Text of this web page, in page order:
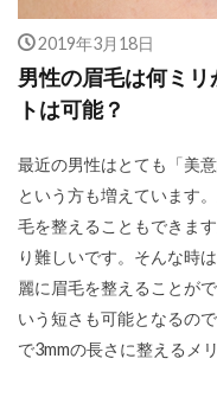
2019年3月18日
男性の眉毛は何ミ
トは可能？
最近の男性はとても「美
という方も増えています
毛を整えることもできま
り難しいです。そんな時
麗に眉毛を整えることが
いう短さも可能となるの
で3mmの長さに整えるメ